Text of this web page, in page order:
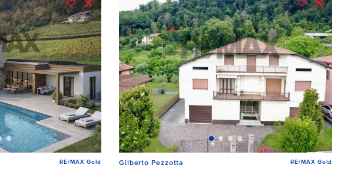
RE/MAX Gold Gilberto Pezzotta RE/MAX Gold